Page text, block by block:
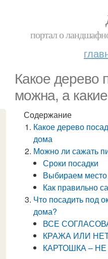
портал о
Какое дерево
мoжнa, а
Содержание
Какое дерево
дома
Можно ли сажать
Сроки посадки
Выбираем место
Как правильно
Что посадить под
дома?
ВСЕ
КРАЖА ИЛИ
КАРТОШКА –